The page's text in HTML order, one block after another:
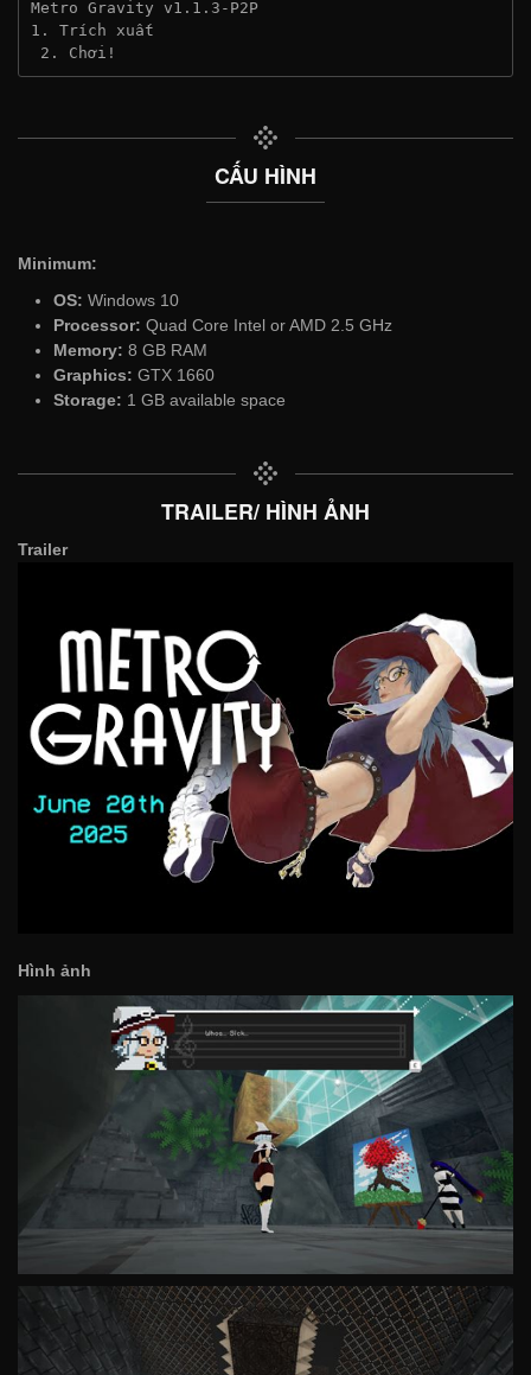
Metro Gravity v1.1.3-P2P
1. Trích xuất
2. Chơi!
CẤU HÌNH
Minimum:
OS: Windows 10
Processor: Quad Core Intel or AMD 2.5 GHz
Memory: 8 GB RAM
Graphics: GTX 1660
Storage: 1 GB available space
TRAILER/ HÌNH ẢNH
Trailer
Hình ảnh